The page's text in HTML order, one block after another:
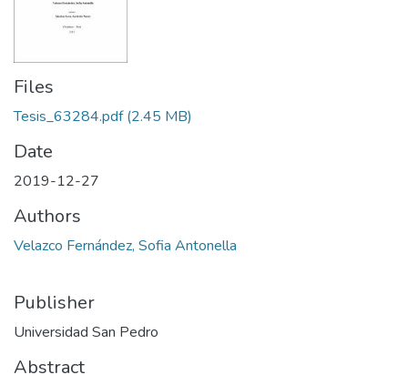
Files
Tesis_63284.pdf(2.45 MB)
Date
2019-12-27
Authors
Velazco Fernández, Sofia Antonella
Publisher
Universidad San Pedro
Abstract